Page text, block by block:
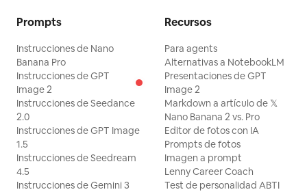
Prompts
Instrucciones de Nano
Banana Pro
Instrucciones de GPT
Image 2
Instrucciones de Seedance
2.0
Instrucciones de GPT Image
1.5
Instrucciones de Seedream
4.5
Instrucciones de Gemini 3
Recursos
Para agents
Alternativas a NotebookLM
Presentaciones de GPT
Image 2
Markdown a artículo de 𝕏
Nano Banana 2 vs. Pro
Editor de fotos con IA
Prompts de fotos
Imagen a prompt
Lenny Career Coach
Test de personalidad ABTI